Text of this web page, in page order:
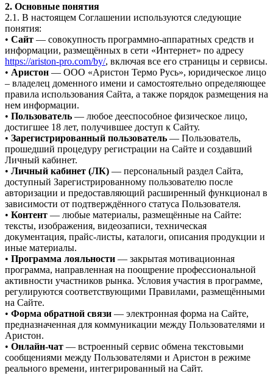
2. Основные понятия
2.1. В настоящем Соглашении используются следующие
понятия:
• Сайт — совокупность программно-аппаратных средств и
информации, размещённых в сети «Интернет» по адресу
https://ariston-pro.com/by/, включая все его страницы и сервисы.
• Аристон — ООО «Аристон Термо Русь», юридическое лицо
– владелец доменного имени и самостоятельно определяющее
правила использования Сайта, а также порядок размещения на
нем информации.
• Пользователь — любое дееспособное физическое лицо,
достигшее 18 лет, получившее доступ к Сайту.
• Зарегистрированный пользователь — Пользователь,
прошедший процедуру регистрации на Сайте и создавший
Личный кабинет.
• Личный кабинет (ЛК) — персональный раздел Сайта,
доступный Зарегистрированному пользователю после
авторизации и предоставляющий расширенный функционал в
зависимости от подтверждённого статуса Пользователя.
• Контент — любые материалы, размещённые на Сайте:
тексты, изображения, видеозаписи, техническая
документация, прайс-листы, каталоги, описания продукции и
иные материалы.
• Программа лояльности — закрытая мотивационная
программа, направленная на поощрение профессиональной
активности участников рынка. Условия участия в программе,
регулируются соответствующими Правилами, размещёнными
на Сайте.
• Форма обратной связи — электронная форма на Сайте,
предназначенная для коммуникации между Пользователями и
Аристон.
• Онлайн-чат — встроенный сервис обмена текстовыми
сообщениями между Пользователями и Аристон в режиме
реального времени, интегрированный на Сайт.